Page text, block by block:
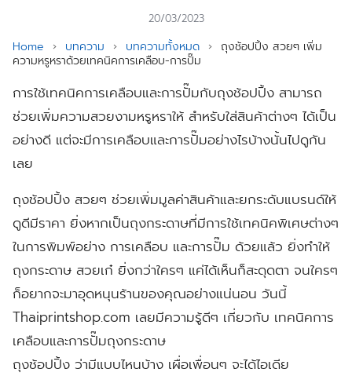
20/03/2023
Home › บทความ › บทความทั้งหมด › ถุงช้อปปิ้ง สวยๆ เพิ่ม
ความหรูหราด้วยเทคนิคการเคลือบ-การปั๊ม
การใช้เทคนิคการเคลือบและการปั๊มกับถุงช้อปปิ้ง สามารถ
ช่วยเพิ่มความสวยงามหรูหราให้ สำหรับใส่สินค้าต่างๆ ได้เป็น
อย่างดี แต่จะมีการเคลือบและการปั๊มอย่างไรบ้างนั้นไปดูกัน
เลย
ถุงช้อปปิ้ง สวยๆ ช่วยเพิ่มมูลค่าสินค้าและยกระดับแบรนด์ให้
ดูดีมีราคา ยิ่งหากเป็นถุงกระดาษที่มีการใช้เทคนิคพิเศษต่างๆ
ในการพิมพ์อย่าง การเคลือบ และการปั๊ม ด้วยแล้ว ยิ่งทำให้
ถุงกระดาษ สวยเก๋ ยิ่งกว่าใครๆ แค่ได้เห็นก็สะดุดตา จนใครๆ
ก็อยากจะมาอุดหนุนร้านของคุณอย่างแน่นอน วันนี้
Thaiprintshop.com เลยมีความรู้ดีๆ เกี่ยวกับ เทคนิคการ
เคลือบและการปั๊มถุงกระดาษ
ถุงช้อปปิ้ง ว่ามีแบบไหนบ้าง เผื่อเพื่อนๆ จะได้ไอเดีย